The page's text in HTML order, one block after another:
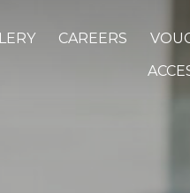
CAREERS